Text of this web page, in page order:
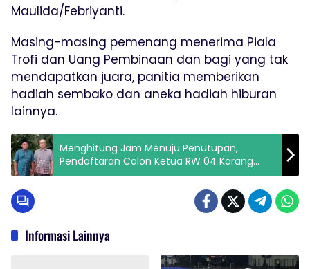
Maulida/Febriyanti.
Masing-masing pemenang menerima Piala
Trofi dan Uang Pembinaan dan bagi yang tak
mendapatkan juara, panitia memberikan
hadiah sembako dan aneka hadiah hiburan
lainnya.
Menghitung Jam Menuju Penutupan,
Pendaftaran Calon Ketua RW 04 Karang
Tengah Masih Nihil
Informasi Lainnya